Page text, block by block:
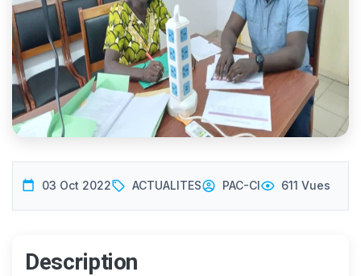
03 Oct 2022 ACTUALITES PAC-CI 611 Vues
Description